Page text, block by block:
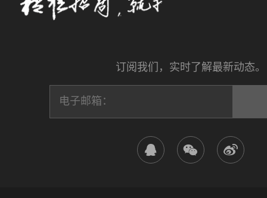
订阅我们，实时了解最新动态。